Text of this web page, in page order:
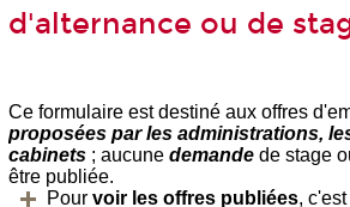
d'alternance ou de